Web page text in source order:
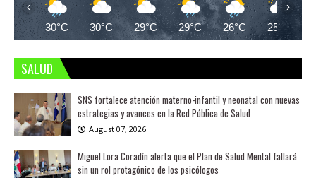
30°C 30°C 29°C 29°C 26°C 25°C
‹ ›
SALUD
SNS fortalece atención materno-infantil y neonatal con nuevas
estrategias y avances en la Red Pública de Salud
August 07, 2026
Miguel Lora Coradín alerta que el Plan de Salud Mental fallará
sin un rol protagónico de los psicólogos